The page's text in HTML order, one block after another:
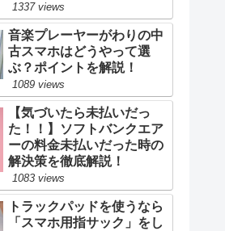
1337 views
音楽プレーヤーがわりの中
古スマホはどうやって選
ぶ？ポイントを解説！
1089 views
【気づいたら未払いだっ
た！！】ソフトバンクエア
ーの料金未払いだった時の
解決策を徹底解説！
1083 views
トラックパッドを使うなら
「スマホ用指サック」をし